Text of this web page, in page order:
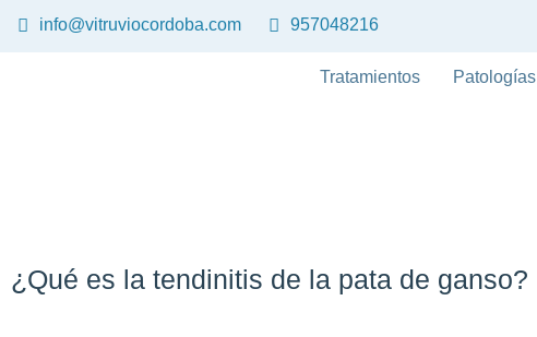
info@vitruviocordoba.com 957048216
Tratamientos Patologías
¿Qué es la tendinitis de la pata de ganso?